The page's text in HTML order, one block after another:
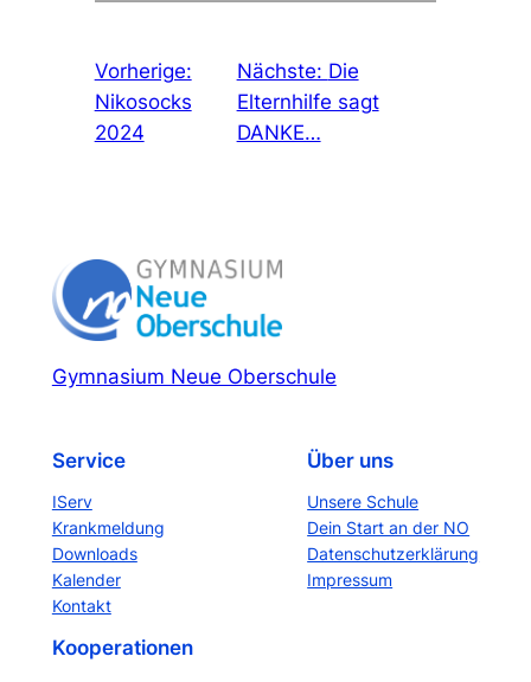
Vorherige:
Nikosocks
2024
Nächste: Die
Elternhilfe sagt
DANKE…
Gymnasium Neue Oberschule
Service
IServ
Krankmeldung
Downloads
Kalender
Kontakt
Über uns
Unsere Schule
Dein Start an der NO
Datenschutzerklärung
Impressum
Kooperationen